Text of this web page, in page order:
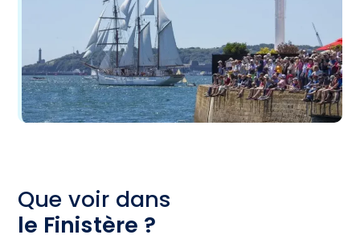
Que voir dans
le Finistère ?